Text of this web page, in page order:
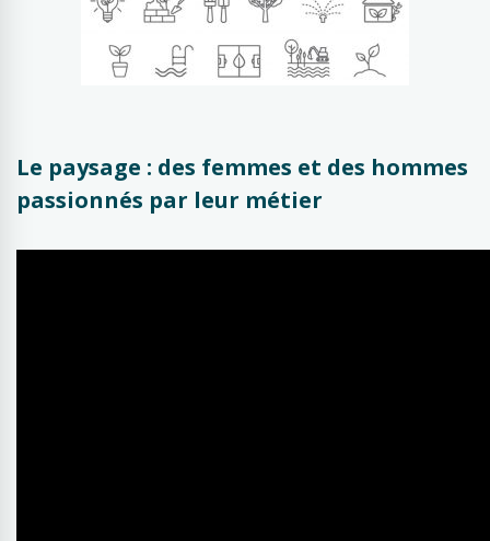
Le paysage : des femmes et des hommes
passionnés par leur métier